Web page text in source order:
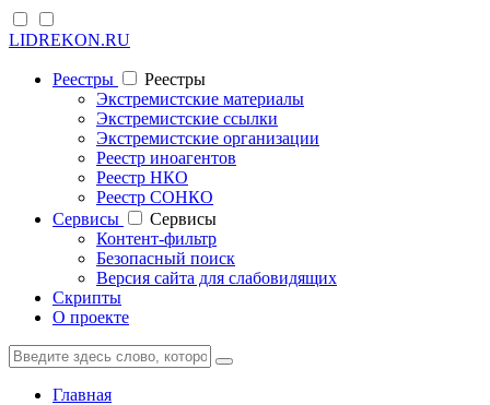
LIDREKON.RU
Реестры
Реестры
Экстремистские материалы
Экстремистские ссылки
Экстремистские организации
Реестр иноагентов
Реестр НКО
Реестр СОНКО
Cервисы
Cервисы
Контент-фильтр
Безопасный поиск
Версия сайта для слабовидящих
Скрипты
О проекте
Главная